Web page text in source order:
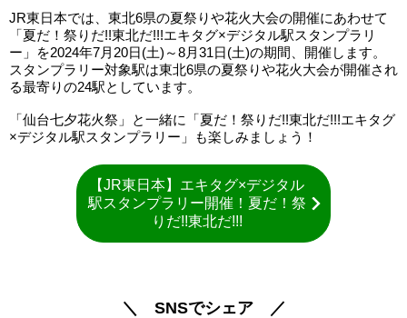
JR東日本では、東北6県の夏祭りや花火大会の開催にあわせて
「夏だ！祭りだ!!東北だ!!!エキタグ×デジタル駅スタンプラリ
ー」を2024年7月20日(土)～8月31日(土)の期間、開催します。
スタンプラリー対象駅は東北6県の夏祭りや花火大会が開催され
る最寄りの24駅としています。
「仙台七夕花火祭」と一緒に「夏だ！祭りだ!!東北だ!!!エキタグ
×デジタル駅スタンプラリー」も楽しみましょう！
【JR東日本】エキタグ×デジタル
駅スタンプラリー開催！夏だ！祭
りだ!!東北だ!!!
＼ SNSでシェア ／